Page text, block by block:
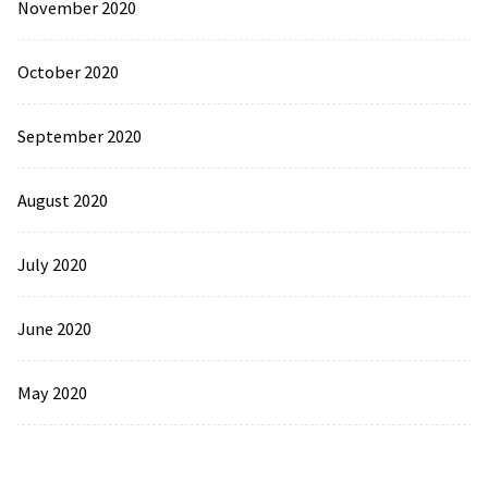
November 2020
October 2020
September 2020
August 2020
July 2020
June 2020
May 2020